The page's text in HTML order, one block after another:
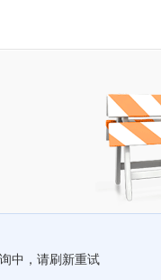
中，请刷新重试